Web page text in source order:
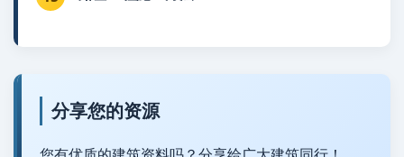
分享您的资源